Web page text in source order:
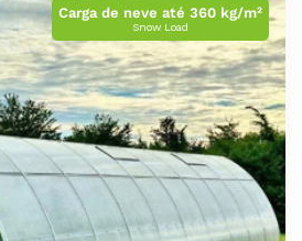
Carga de neve até 360 kg/m²
Snow Load